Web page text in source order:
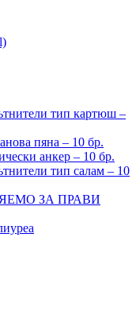
тип картюш –
пяна – 10 бр.
анкер – 10 бр.
тип салам – 10
ЗА ПРАВИ